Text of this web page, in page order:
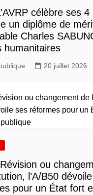
célèbre ses
un diplôme de
Charles
humanitaires
20 juillet 2026
ou
l’A/B50
pour un État fort